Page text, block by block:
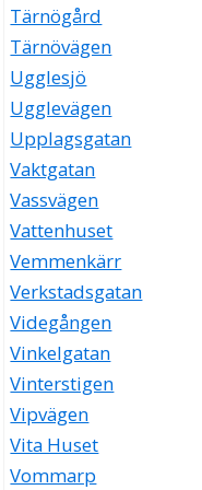
Tärnögård
Tärnövägen
Ugglesjö
Ugglevägen
Upplagsgatan
Vaktgatan
Vassvägen
Vattenhuset
Vemmenkärr
Verkstadsgatan
Videgången
Vinkelgatan
Vinterstigen
Vipvägen
Vita Huset
Vommarp